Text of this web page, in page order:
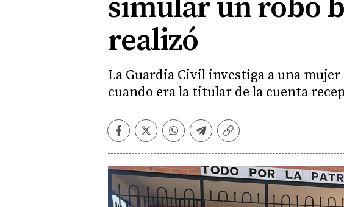
simular un robo
realizó
La Guardia Civil investiga a una
cuando era la titular de la cuenta
Facebook
TwitterWhatsapp
Telegram
Copiar